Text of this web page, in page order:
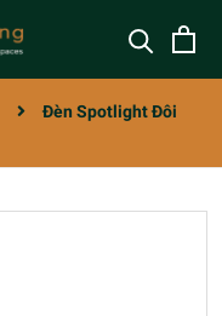
Đèn Spotlight Đôi